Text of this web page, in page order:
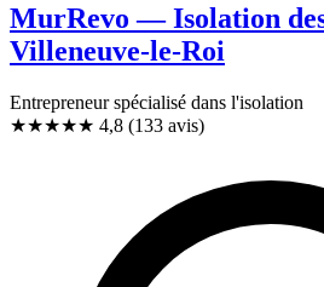
MurRevo — Isolation
Villeneuve-le-Roi
Entrepreneur spécialisé dans l'isolation
★★★★★ 4,8 (133 avis)